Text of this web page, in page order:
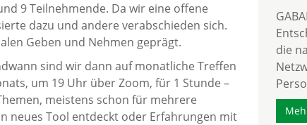
9 Teilnehmende. Da wir eine offene
dazu und andere verabschieden sich.
Geben und Nehmen geprägt.
sind wir dann auf monatliche Treffen
um 19 Uhr über Zoom, für 1 Stunde –
meistens schon für mehrere
neues Tool entdeckt oder Erfahrungen mit
die